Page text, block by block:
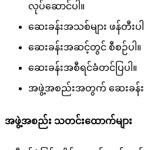
လပဆငပ ။
ဆခနအသစမ ဖနတပ
ဆခနအဆငတင စစဉပ ။
ဆခနအစရငခတင ပပ ။
အဖအစညအတက ဆခန
အဖအစည သတငထကမ